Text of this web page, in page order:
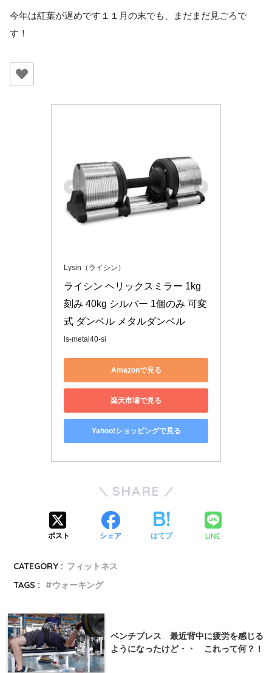
今年は紅葉が遅めです１１月の末でも、まだまだ見ごろで
す！
Lysin（ライシン）
ライシン ヘリックスミラー 1kg
刻み 40kg シルバー 1個のみ 可変
式 ダンベル メタルダンベル
ls-metal40-si
Amazonで見る
楽天市場で見る
Yahoo!ショッピングで見る
SHARE
ポスト シェア はてブ LINE
CATEGORY : フィットネス
TAGS :
ウォーキング
ベンチプレス 最近背中に疲労を感じる
ようになったけど・・ これって何？！